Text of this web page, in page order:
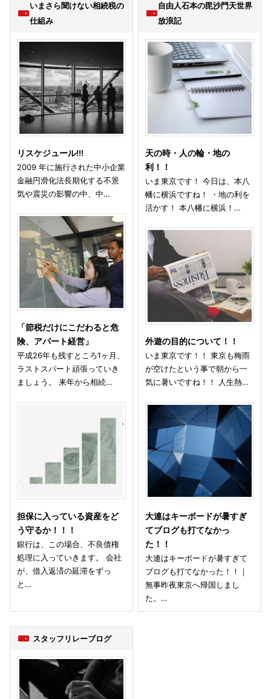
いまさら聞けない相続税の
仕組み
リスケジュール!!!
2009 年に施行された中小企業
金融円滑化法長期化する不景
気や震災の影響の中、中…
「節税だけにこだわると危
険、アパート経営」
平成26年も残すところ1ヶ月、
ラストスパート頑張っていき
ましょう。 来年から相続…
担保に入っている資産をど
う守るか！！！
銀行は、この場合、不良債権
処理に入っていきます。 会社
が、借入返済の延滞をずっ
と…
自由人石本の毘沙門天世界
放浪記
天の時・人の輪・地の
利！！
いま東京です！ 今日は、本八
幡に横浜ですね！ ・地の利を
活かす！ 本八幡に横浜！…
外遊の目的について！！
いま東京です！！ 東京も梅雨
が空けたという事で朝から一
気に暑いですね！！ 人生熱…
大連はキーボードが暑すぎ
てブログも打てなかっ
た！！
大連はキーボードが暑すぎて
ブログも打てなかった！！｜
無事昨夜東京へ帰国しまし
た。…
スタッフリレーブログ